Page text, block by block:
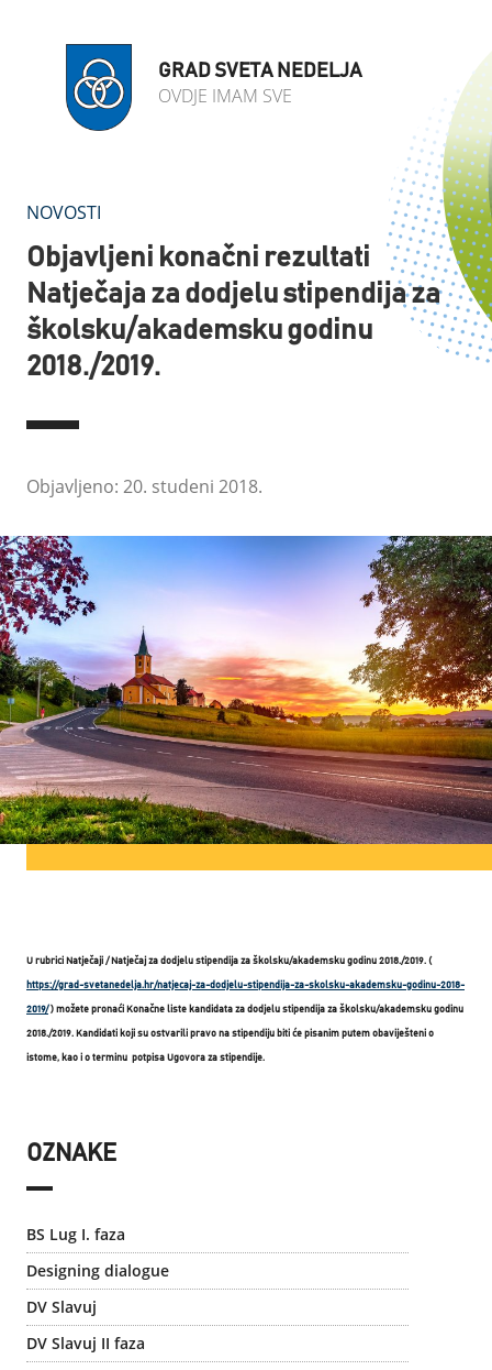
GRAD SVETA NEDELJA
OVDJE IMAM SVE
NOVOSTI
Objavljeni konačni rezultati
Natječaja za dodjelu stipendija za
školsku/akademsku godinu
2018./2019.
Objavljeno: 20. studeni 2018.
U rubrici Natječaji / Natječaj za dodjelu stipendija za školsku/akademsku godinu 2018./2019. (
https://grad-svetanedelja.hr/natjecaj-za-dodjelu-stipendija-za-skolsku-akademsku-godinu-2018-
2019/) možete pronaći Konačne liste kandidata za dodjelu stipendija za školsku/akademsku godinu
2018./2019. Kandidati koji su ostvarili pravo na stipendiju biti će pisanim putem obaviješteni o
istome, kao i o terminu potpisa Ugovora za stipendije.
OZNAKE
BS Lug I. faza
Designing dialogue
DV Slavuj
DV Slavuj II faza